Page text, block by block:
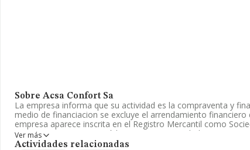
Sobre Acsa Confort Sa
La empresa informa que su actividad es la compraventa y
medio de financiacion se excluye el arrendamiento financiero
empresa aparece inscrita en el Registro Mercantil como
CNAE como '%cnae%', código 4101. La sociedad no tiene
Ver más
Actividades relacionadas